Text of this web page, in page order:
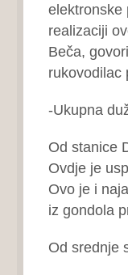
elektronske
realizaciji
Beča,
rukovodilac
-Ukupna
Od stanice
Ovdje je
Ovo je i
iz gondola
Od srednje